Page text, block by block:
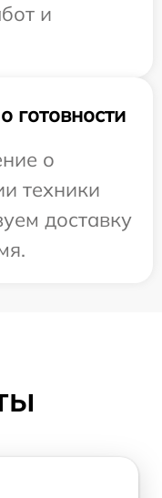
и
готовности
о
техники
доставку